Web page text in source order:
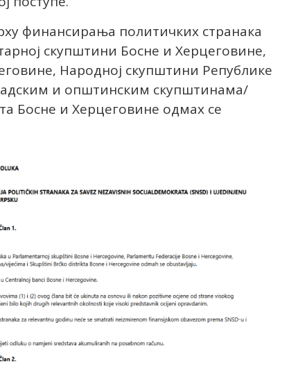
финансирања политичких странака
скупштини Босне и Херцеговине,
Народној скупштини Републике
и општинским скупштинама/
Босне и Херцеговине одмах се